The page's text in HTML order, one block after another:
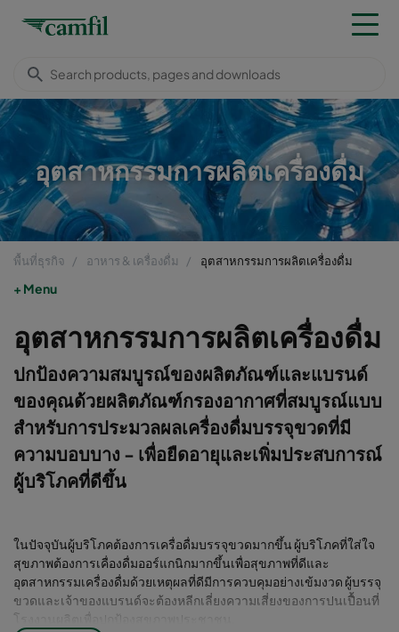
อุตสาหกรรมการผลิตเครื่องดื่ม
พื้นที่ธุรกิจ อาหาร & เครื่องดื่ม อุตสาหกรรมการผลิตเครื่องดื่ม
Menu
อุตสาหกรรมการผลิตเครื่องดื่ม
ปกป้องความสมบูรณ์ของผลิตภัณฑ์และแบรนด์
ของคุณด้วยผลิตภัณฑ์กรองอากาศที่สมบูรณ์แบบ
สำหรับการประมวลผลเครื่องดื่มบรรจุขวดที่มี
ความบอบบาง - เพื่อยืดอายุและเพิ่มประสบการณ์
ผู้บริโภคที่ดีขึ้น
ในปัจจุบันผู้บริโภคต้องการเครื่อดื่มบรรจุขวดมากขึ้น ผู้บริโภคที่ใส่ใจ
สุขภาพต้องการเคื่องดื่มออร์แกนิกมากขึ้นเพื่อสุขภาพที่ดีและ
อุตสาหกรรมเครื่องดื่มด้วยเหตุผลที่ดีมีการควบคุมอย่างเข้มงวด ผู้บรรจุ
ขวดและเจ้าของแบรนด์จะต้องหลีกเลี่ยงความเสี่ยงของการปนเปื้อนที่
โรงงานผลิตเพื่อปกป้องสุขภาพประชาชน.